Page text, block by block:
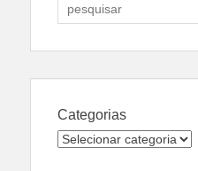
for:
Categorias
Categorias